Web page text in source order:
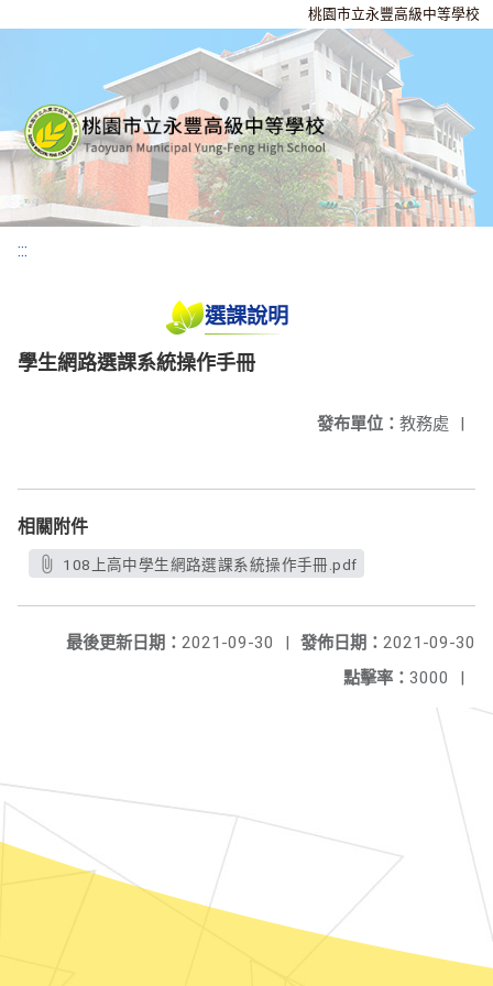
桃園市立永豐高級中等學校
:::
選課說明
學生網路選課系統操作手冊
發布單位： 教務處 |
相關附件
108上高中學生網路選課系統操作手冊.pdf
發佈日期： 2021-09-30
最後更新日期： 2021-09-30
|
點擊率： 3000 |